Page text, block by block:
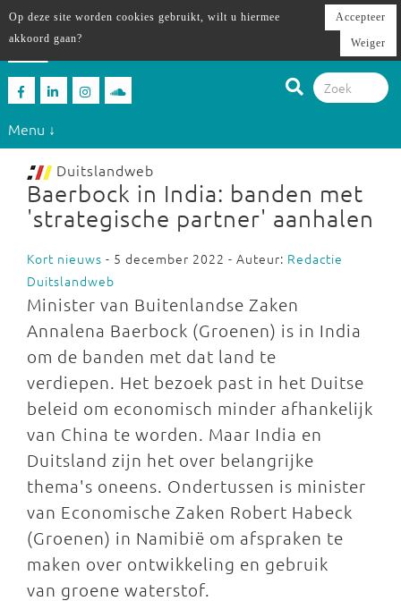
Menu ↓
Duitslandweb
Baerbock in India: banden met
'strategische partner' aanhalen
Kort nieuws - 5 december 2022 - Auteur: Redactie
Duitslandweb
Minister van Buitenlandse Zaken
Annalena Baerbock (Groenen) is in India
om de banden met dat land te
verdiepen. Het bezoek past in het Duitse
beleid om economisch minder afhankelijk
van China te worden. Maar India en
Duitsland zijn het over belangrijke
thema's oneens. Ondertussen is minister
van Economische Zaken Robert Habeck
(Groenen) in Namibië om afspraken te
maken over ontwikkeling en gebruik
van groene waterstof.
Op deze site worden cookies gebruikt, wilt u hiermee
akkoord gaan?
Accepteer
Weiger